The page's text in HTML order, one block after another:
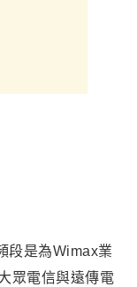
段是為Wimax業
眾電信與遠傳電